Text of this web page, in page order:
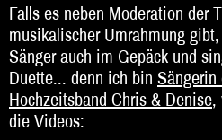
Falls es neben Moderation der
musikalischer Umrahmung
Sänger auch im Gepäck und
Duette... denn ich bin Sängerin
Hochzeitsband Chris & Denise,
die Videos: